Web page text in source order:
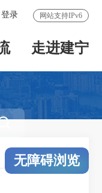
网站支持IPv6
登录
走进建宁
无障碍浏览